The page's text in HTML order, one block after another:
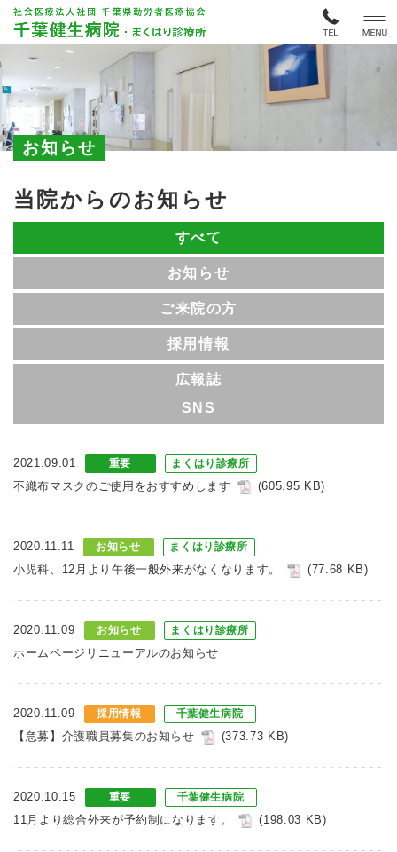
お知らせ
当院からのお知らせ
すべて
お知らせ
ご来院の方
採用情報
広報誌
SNS
2021.09.01 重要 まくはり診療所
不織布マスクのご使用をおすすめします (605.95 KB)
2020.11.11 お知らせ まくはり診療所
小児科、12月より午後一般外来がなくなります。 (77.68 KB)
2020.11.09 お知らせ まくはり診療所
ホームページリニューアルのお知らせ
2020.11.09 採用情報 千葉健生病院
【急募】介護職員募集のお知らせ (373.73 KB)
2020.10.15 重要 千葉健生病院
11月より総合外来が予約制になります。 (198.03 KB)